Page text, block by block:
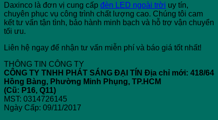
Daxinco là đơn vị cung cấp đèn LED ngoài trời uy tín,
chuyên phục vụ công trình chất lượng cao. Chúng tôi cam
kết tư vấn tận tình, bảo hành minh bạch và hỗ trợ vận chuyển
tối ưu.
Liên hệ ngay để nhận tư vấn miễn phí và báo giá tốt nhất!
THÔNG TIN CÔNG TY
CÔNG TY TNHH PHÁT SÁNG ĐẠI TÍN Địa chỉ mới: 418/64
Hồng Bàng, Phường Minh Phụng, TP.HCM
(Cũ: P16, Q11)
MST: 0314726145
Ngày Cấp: 09/11/2017